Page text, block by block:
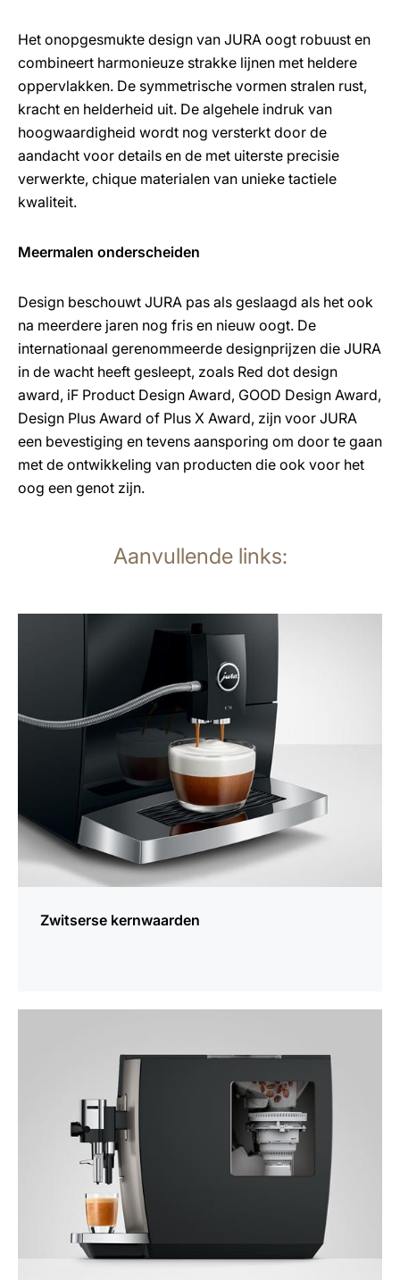
Het onopgesmukte design van JURA oogt robuust en
combineert harmonieuze strakke lijnen met heldere
oppervlakken. De symmetrische vormen stralen rust,
kracht en helderheid uit. De algehele indruk van
hoogwaardigheid wordt nog versterkt door de
aandacht voor details en de met uiterste precisie
verwerkte, chique materialen van unieke tactiele
kwaliteit.
Meermalen onderscheiden
Design beschouwt JURA pas als geslaagd als het ook
na meerdere jaren nog fris en nieuw oogt. De
internationaal gerenommeerde designprijzen die JURA
in de wacht heeft gesleept, zoals Red dot design
award, iF Product Design Award, GOOD Design Award,
Design Plus Award of Plus X Award, zijn voor JURA
een bevestiging en tevens aansporing om door te gaan
met de ontwikkeling van producten die ook voor het
oog een genot zijn.
Aanvullende links:
Zwitserse kernwaarden